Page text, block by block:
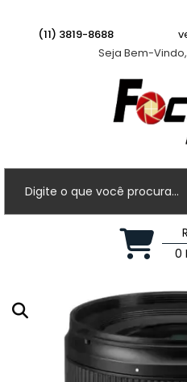
(11) 3819-8688
Seja Bem-
0